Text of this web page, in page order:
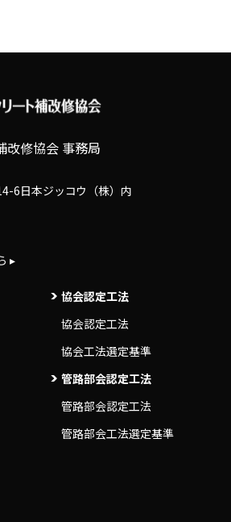
改修協会 事務局
6日本ジッコウ（株）内
▸
協会認定工法
協会認定工法
協会工法選定基準
管路部会認定工法
管路部会認定工法
管路部会工法選定基準